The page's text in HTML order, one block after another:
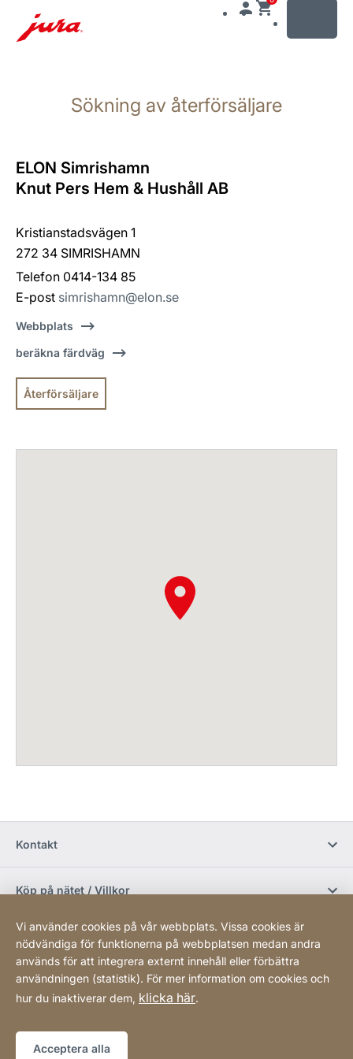
sökning
Sökning av återförsäljare
ELON Simrishamn
Knut Pers Hem & Hushåll AB
Kristianstadsvägen 1
272 34 SIMRISHAMN
Telefon 0414-134 85
E-post simrishamn@elon.se
Webbplats
beräkna färdväg
Återförsäljare
Kontakt
Köp på nätet / Villkor
Newsletter
Webbplats
[Website
Sitemap
Vi använder cookies på vår webbplats. Vissa cookies är
nödvändiga för funktionerna på webbplatsen medan andra
används för att integrera externt innehåll eller förbättra
användningen (statistik). För mer information om cookies och
hur du inaktiverar dem, klicka här.
Acceptera alla